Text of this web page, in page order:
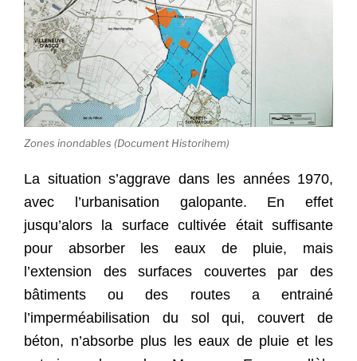
Zones inondables (Document Historihem)
La situation s’aggrave dans les années 1970,
avec l’urbanisation galopante. En effet
jusqu’alors la surface cultivée était suffisante
pour absorber les eaux de pluie, mais
l’extension des surfaces couvertes par des
bâtiments ou des routes a entrainé
l’imperméabilisation du sol qui, couvert de
béton, n’absorbe plus les eaux de pluie et les